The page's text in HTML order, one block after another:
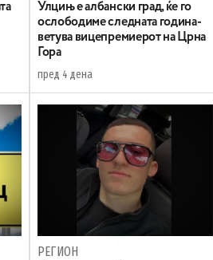
Улцињ е албански град, ќе го
ослободиме следната година-
ветува вицепремиерот на Црна
Гора
пред 4 дена
РЕГИОН